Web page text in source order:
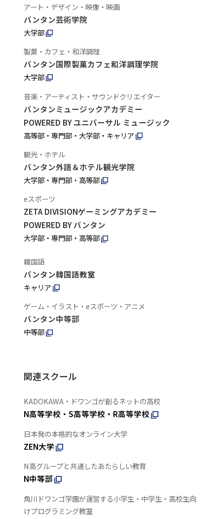
アート・デザイン・映像・映画
バンタン芸術学院
大学部
製菓・カフェ・和洋調理
バンタン国際製菓カフェ和洋調理学院
大学部
音楽・アーティスト・サウンドクリエイター
バンタンミュージックアカデミー
POWERED BY ユニバーサル ミュージック
高等部・専門部・大学部・キャリア
観光・ホテル
バンタン外語＆ホテル観光学院
大学部・専門部・高等部
eスポーツ
ZETA DIVISIONゲーミングアカデミー
POWERED BY バンタン
大学部・専門部・高等部
韓国語
バンタン韓国語教室
キャリア
ゲーム・イラスト・eスポーツ・アニメ
バンタン中等部
中等部
関連スクール
KADOKAWA・ドワンゴが創るネットの高校
N高等学校・S高等学校・R高等学校
日本発の本格的なオンライン大学
ZEN大学
N高グループと共通したあたらしい教育
N中等部
角川ドワンゴ学園が運営する小学生・中学生・高校生向
けプログラミング教室